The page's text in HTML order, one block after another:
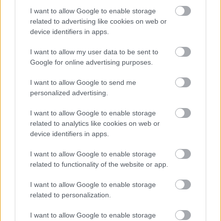
I want to allow Google to enable storage
related to advertising like cookies on web or
device identifiers in apps.
I want to allow my user data to be sent to
Google for online advertising purposes.
I want to allow Google to send me
personalized advertising.
I want to allow Google to enable storage
related to analytics like cookies on web or
device identifiers in apps.
I want to allow Google to enable storage
related to functionality of the website or app.
I want to allow Google to enable storage
related to personalization.
I want to allow Google to enable storage
Σκανδιναβικό bob: Το καρέ που κάνει
πλούσια – Το προτιμούν celebrities
ναρκισσιστές στους καβγάδες για να